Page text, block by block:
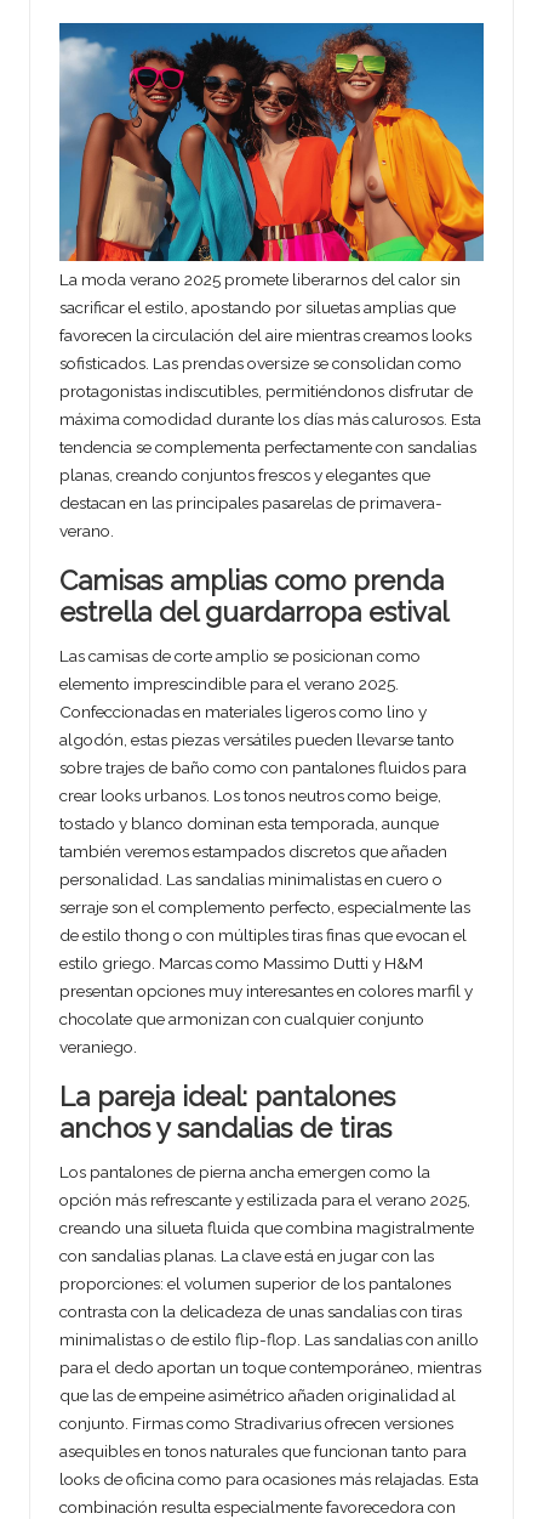
La moda verano 2025 promete liberarnos del calor sin
sacrificar el estilo, apostando por siluetas amplias que
favorecen la circulación del aire mientras creamos looks
sofisticados. Las prendas oversize se consolidan como
protagonistas indiscutibles, permitiéndonos disfrutar de
máxima comodidad durante los días más calurosos. Esta
tendencia se complementa perfectamente con sandalias
planas, creando conjuntos frescos y elegantes que
destacan en las principales pasarelas de primavera-
verano.
Camisas amplias como prenda
estrella del guardarropa estival
Las camisas de corte amplio se posicionan como
elemento imprescindible para el verano 2025.
Confeccionadas en materiales ligeros como lino y
algodón, estas piezas versátiles pueden llevarse tanto
sobre trajes de baño como con pantalones fluidos para
crear looks urbanos. Los tonos neutros como beige,
tostado y blanco dominan esta temporada, aunque
también veremos estampados discretos que añaden
personalidad. Las sandalias minimalistas en cuero o
serraje son el complemento perfecto, especialmente las
de estilo thong o con múltiples tiras finas que evocan el
estilo griego. Marcas como Massimo Dutti y H&M
presentan opciones muy interesantes en colores marfil y
chocolate que armonizan con cualquier conjunto
veraniego.
La pareja ideal: pantalones
anchos y sandalias de tiras
Los pantalones de pierna ancha emergen como la
opción más refrescante y estilizada para el verano 2025,
creando una silueta fluida que combina magistralmente
con sandalias planas. La clave está en jugar con las
proporciones: el volumen superior de los pantalones
contrasta con la delicadeza de unas sandalias con tiras
minimalistas o de estilo flip-flop. Las sandalias con anillo
para el dedo aportan un toque contemporáneo, mientras
que las de empeine asimétrico añaden originalidad al
conjunto. Firmas como Stradivarius ofrecen versiones
asequibles en tonos naturales que funcionan tanto para
looks de oficina como para ocasiones más relajadas. Esta
combinación resulta especialmente favorecedora con